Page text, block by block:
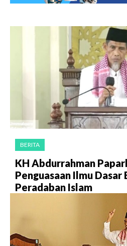
BERITA
KH Abdurrahman
Penguasaan Ilmu
Peradaban Islam